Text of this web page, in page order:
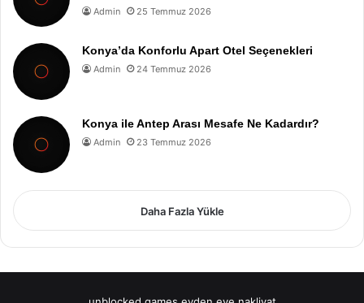
Admin 25 Temmuz 2026
Konya’da Konforlu Apart Otel Seçenekleri
Admin 24 Temmuz 2026
Konya ile Antep Arası Mesafe Ne Kadardır?
Admin 23 Temmuz 2026
Daha Fazla Yükle